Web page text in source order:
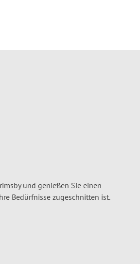
und genießen Sie einen
Bedürfnisse zugeschnitten ist.